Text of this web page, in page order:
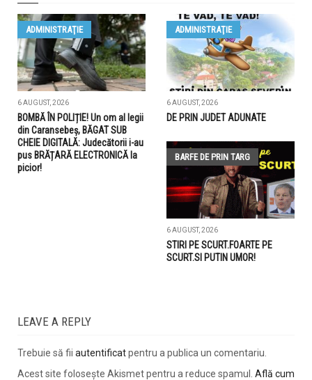
ADMINISTRAŢIE
6 AUGUST, 2026
BOMBĂ ÎN POLIȚIE! Un om al legii
din Caransebeș, BĂGAT SUB
CHEIE DIGITALĂ: Judecătorii i-au
pus BRĂȚARĂ ELECTRONICĂ la
picior!
ADMINISTRAŢIE
6 AUGUST, 2026
DE PRIN JUDET ADUNATE
BARFE DE PRIN TARG
6 AUGUST, 2026
STIRI PE SCURT.FOARTE PE
SCURT.SI PUTIN UMOR!
LEAVE A REPLY
Trebuie să fii autentificatpentru a publica un comentariu.
Acest site folosește Akismet pentru a reduce spamul. Află cum